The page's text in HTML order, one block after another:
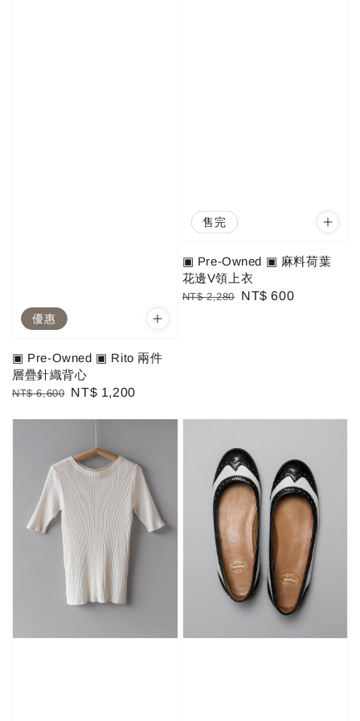
優惠
▣ Pre-Owned ▣ Rito 兩件
層疊針織背心
Regular
NT$ 6,600 Sale
NT$ 1,200
優惠
售完
▣ Pre-Owned ▣ 麻料荷葉
花邊V領上衣
Regular
NT$ 2,280
Sale
NT$ 600